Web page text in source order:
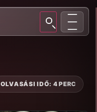
OLVASÁSI IDŐ: 4 PERC